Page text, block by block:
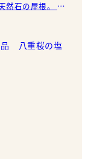
石の屋根。 煙